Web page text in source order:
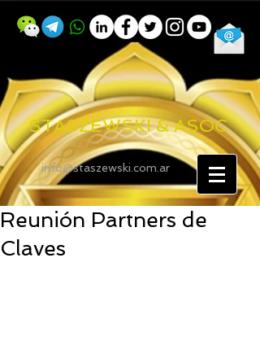
STASZEWSKI & ASOC
info@staszewski.com.ar
Reunión Partners de
Claves